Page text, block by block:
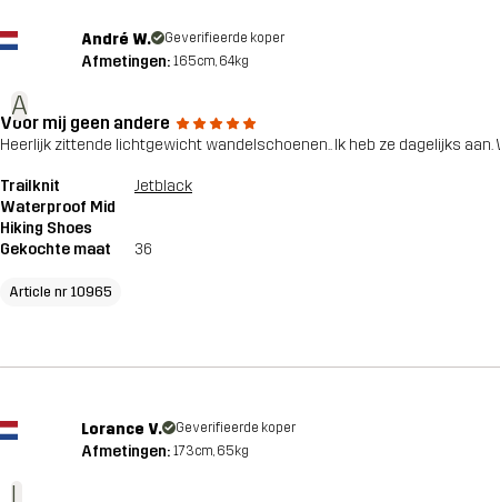
A
André W. Geverifieerde koper
Afmetingen: 165cm, 64kg
Voor mij geen andere
Heerlijk zittende lichtgewicht wandelschoenen.. Ik heb ze dagelijks
Trailknit
Waterproof Mid
Hiking Shoes
Jetblack
Gekochte maat 36
Article nr 10965
L
Lorance V. Geverifieerde koper
Afmetingen: 173cm, 65kg